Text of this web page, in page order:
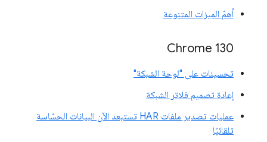
أهمّ الميزات المتنوعة
Chrome 130
تحسينات على "لوحة الشبكة"
إعادة تصميم فلاتر الشبكة
عمليات تصدير ملفات HAR تستبعد الآن البيانات الحسّاسة
تلقائيًا